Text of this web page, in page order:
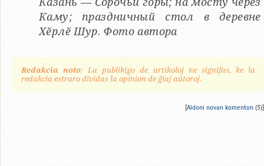
Каму; праздничный стол в деревне
Хӗрлӗ Шур. Фото автора
Redakcia noto: La publikigo de artikoloj ne signifas, ke la
redakcia estraro dividas la opinion de ĝiaj aŭtoroj.
[Aldoni novan komenton (3)]